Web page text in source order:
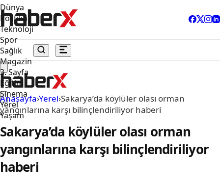
Dünya
Politika
Teknoloji
Spor
Sağlık
Magazin
3. Sayfa
Eğitim
Sinema
Yerel
Yaşam
Anasayfa›Yerel›Sakarya’da köylüler olası orman
yangınlarına karşı bilinçlendiriliyor haberi
Sakarya’da köylüler olası orman
yangınlarına karşı bilinçlendiriliyor
haberi